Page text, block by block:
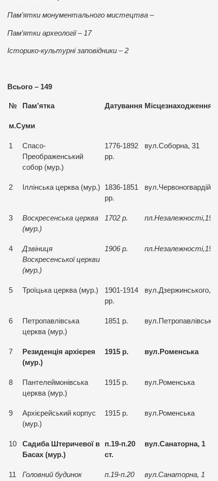
Пам’ятки монументального мистецтва –
Пам’ятки археології – 17
Історико-культурні заповідники – 2
Всього – 149
№ Пам’ятка Датування Місцезнаходження
м.Суми
1
Спасо-
Преображенський
собор (мур.)
1776-1892
рр.
вул.Соборна, 31
2 Iллiнська церква (мур.)
1836-1851
рр.
3
Воскресенська церква
(мур.)
1702 р. пл.Незалежностi,19
4
Дзвiниця
Воскресенської церкви
(мур.)
1906 р. пл.Незалежностi,19
5 Троїцька церква (мур.)
1901-1914
рр.
вул.Дзержинського,
6
Петропавлiвська
церква (мур.)
1851 р.
7
Резиденцiя архiєрея
(мур.)
1915 р. вул.Роменська
8
Пантелеймонiвська
церква (мур.)
1915 р. вул.Роменська
9
Архiєрейський корпус
(мур.)
1915 р. вул.Роменська
10
Садиба Штеричевої в
Басах (мур.)
п.19-п.20
ст.
вул.Санаторна, 1
11
Головний будинок
п.19-п.20
вул.Санаторна, 1